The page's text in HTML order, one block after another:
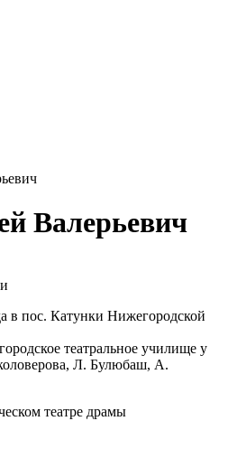
Валерьевич
в пос. Катунки Нижегородской
театральное училище у
Л. Булюбаш, А.
театре драмы